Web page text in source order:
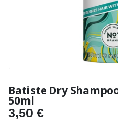
Batiste Dry
50ml
3,50 €